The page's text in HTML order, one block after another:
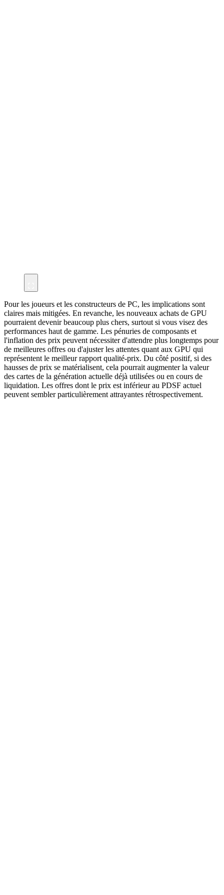
Pour les joueurs et les constructeurs de PC, les implications sont
claires mais mitigées. En revanche, les nouveaux achats de GPU
pourraient devenir beaucoup plus chers, surtout si vous visez des
performances haut de gamme. Les pénuries de composants et
l'inflation des prix peuvent nécessiter d'attendre plus longtemps pour
de meilleures offres ou d'ajuster les attentes quant aux GPU qui
représentent le meilleur rapport qualité-prix. Du côté positif, si des
hausses de prix se matérialisent, cela pourrait augmenter la valeur
des cartes de la génération actuelle déjà utilisées ou en cours de
liquidation. Les offres dont le prix est inférieur au PDSF actuel
peuvent sembler particulièrement attrayantes rétrospectivement.